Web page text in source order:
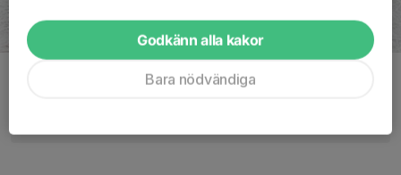
Godkänn alla kakor
Bara nödvändiga